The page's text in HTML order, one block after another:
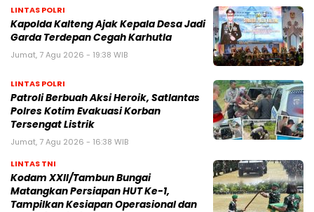
LINTAS POLRI
Kapolda Kalteng Ajak Kepala Desa Jadi
Garda Terdepan Cegah Karhutla
Jumat, 7 Agu 2026 - 19:38 WIB
LINTAS POLRI
Patroli Berbuah Aksi Heroik, Satlantas
Polres Kotim Evakuasi Korban
Tersengat Listrik
Jumat, 7 Agu 2026 - 16:38 WIB
LINTAS TNI
Kodam XXII/Tambun Bungai
Matangkan Persiapan HUT Ke-1,
Tampilkan Kesiapan Operasional dan